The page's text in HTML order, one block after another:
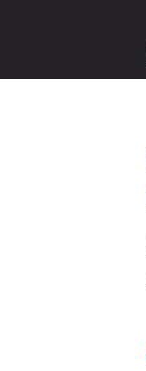
contenido